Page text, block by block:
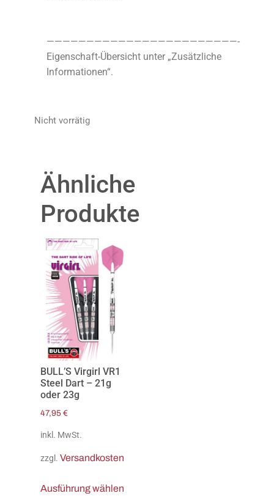
————————————————————————-
Eigenschaft-Übersicht unter „Zusätzliche
Informationen“.
Nicht vorrätig
Ähnliche
Produkte
BULL’S Virgirl VR1
Steel Dart – 21g
oder 23g
47,95 €
inkl. MwSt.
zzgl. Versandkosten
Ausführung wählen